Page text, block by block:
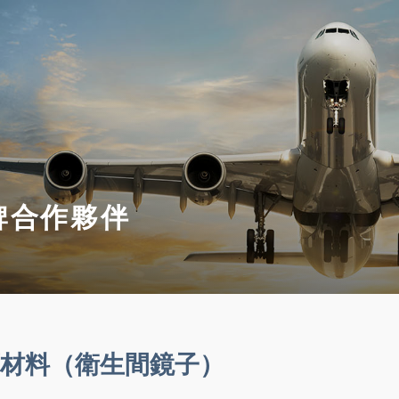
合作夥伴
料（衛生間鏡子）